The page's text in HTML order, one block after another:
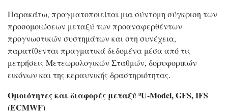
Παρακάτω, πραγματοποιείται μια σύντομη σύγκριση των
προσομοιώσεων μεταξύ των προαναφερθέντων
προγνωστικών συστημάτων και στη συνέχεια,
παρατίθενται πραγματικά δεδομένα μέσα από τις
μετρήσεις Μετεωρολογικών Σταθμών, δορυφορικών
εικόνων και της κεραυνικής δραστηριότητας.
Ομοιότητες και διαφορές μεταξύ ºU-Model, GFS, IFS
(ECMWF)